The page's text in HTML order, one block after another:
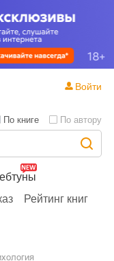
Рейтинг книг
По книге По автору
Войти